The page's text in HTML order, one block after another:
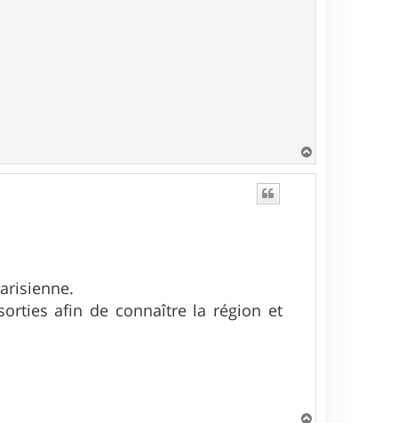
a
afin de connaître la région et